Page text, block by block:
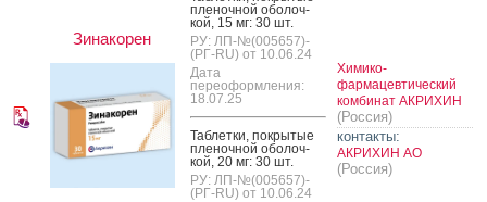
Зинакорен
пле­ноч­ной обо­лоч­
кой, 15 мг: 30 шт.
РУ: ЛП-№(005657)-
(РГ-RU) от 10.06.24
Дата
переоформления:
18.07.25
Таб­летки, пок­ры­тые
пле­ноч­ной обо­лоч­
кой, 20 мг: 30 шт.
РУ: ЛП-№(005657)-
(РГ-RU) от 10.06.24
Химико-
фармацевтический
комбинат АКРИХИН
(Россия)
контакты:
АКРИХИН АО
(Россия)